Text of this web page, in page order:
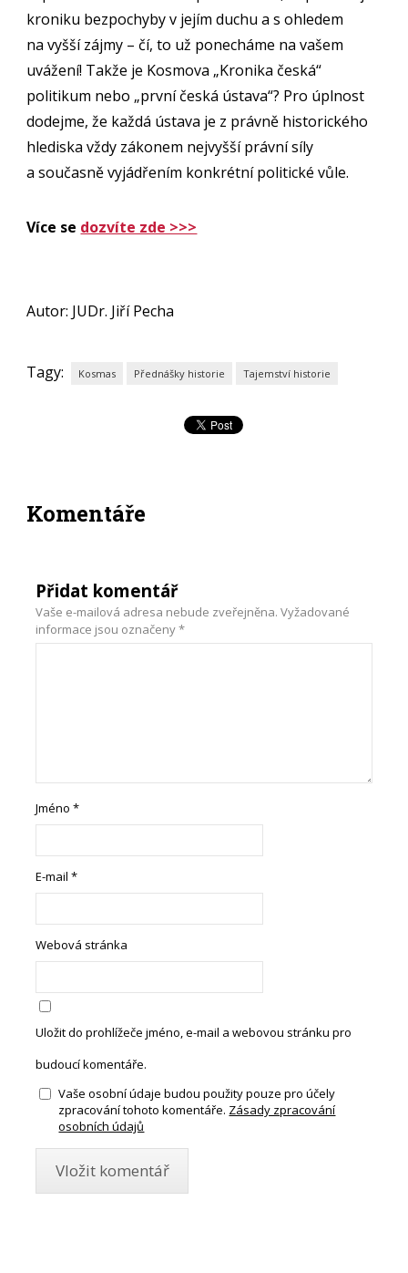
kroniku bezpochyby v jejím duchu a s ohledem
na vyšší zájmy – čí, to už ponecháme na vašem
uvážení! Takže je Kosmova „Kronika česká“
politikum nebo „první česká ústava“? Pro úplnost
dodejme, že každá ústava je z právně historického
hlediska vždy zákonem nejvyšší právní síly
a současně vyjádřením konkrétní politické vůle.
Více se dozvíte zde >>>
Autor: JUDr. Jiří Pecha
Tagy: Kosmas Přednášky historie Tajemství historie
Komentáře
Přidat komentář
Vaše e-mailová adresa nebude zveřejněna. Vyžadované
informace jsou označeny*
Jméno*
E-mail*
Webová stránka
Uložit do prohlížeče jméno, e-mail a webovou stránku pro
budoucí komentáře.
Vaše osobní údaje budou použity pouze pro účely
zpracování tohoto komentáře. Zásady zpracování
osobních údajů